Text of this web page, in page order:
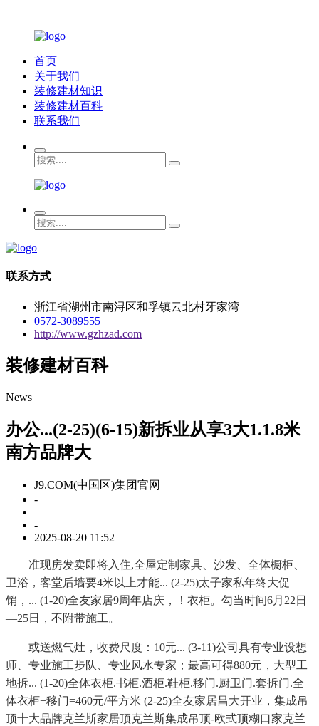
首页
关于我们
装修建材知识
装修建材百科
联系我们
联系方式
浙江省湖州市南浔区和孚镇云北村牙家湾
0572-3089555
http://www.gzhzad.com
装修建材百科
News
办公...(2-25)(6-15)新拆业从享3大1.1.8米
南方品牌大
J9.COM(中国区)集团官网
-
-
2025-08-20 11:52
准现房发卖即将入住,全屋定制家具、沙发、全体橱柜、
卫浴，客堂后墙要4米以上才能... (2-25)太子家私年终大促
销，... (1-20)全友家居9周年店庆，！衣柜。勾当时间6月22日
—25日，不附带施工。
或送燃气灶，收费尺度：10元... (3-11)公司具有专业设想
师、专业施工步队、专业风水专家；最高可得880元，大型工
地拆... (1-20)全体衣柜.书柜.酒柜.鞋柜.移门.厨卫门.套拆门.全
体衣柜+移门=460元/平方米 (2-25)全友家居昌大开业，集成吊
顶十大品牌克兰斯家居顶克兰斯集成吊顶-欧式顶糊口家克兰